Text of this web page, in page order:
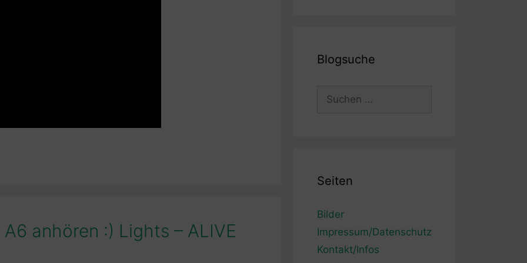
anhören :) Lights – ALIVE
Blogsuche
Seiten
Bilder
Impressum/Datenschutz
Kontakt/Infos